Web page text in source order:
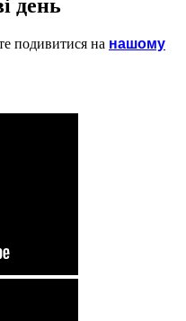
день
подивитися на нашому